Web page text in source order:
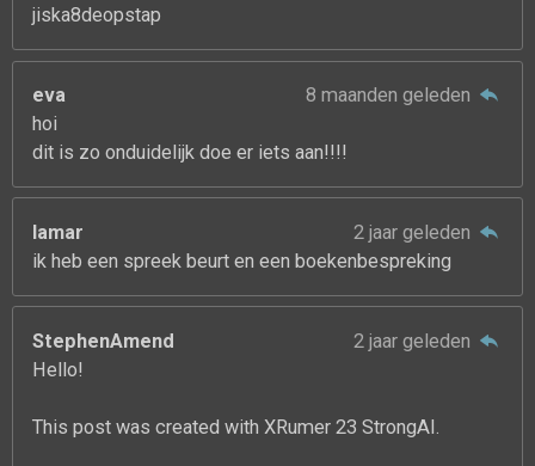
jiska8deopstap
eva
8 maanden geleden
hoi
dit is zo onduidelijk doe er iets aan!!!!
lamar
2 jaar geleden
ik heb een spreek beurt en een boekenbespreking
StephenAmend
2 jaar geleden
Hello!
This post was created with XRumer 23 StrongAI.